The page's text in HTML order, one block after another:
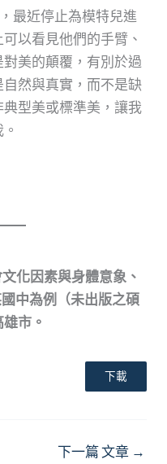
最近停止為模特兒進
以看見他們的手臂、
美的顛覆，有別於過
然與真實，而不是缺
型美或標準美，讓我
化因素與身體意象、
中為例（未出版之碩
市。
下載
下一篇 文章 →